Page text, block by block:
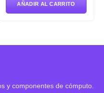
era:
es:
S/428.27.
AÑADIR AL CARRITO
y componentes de cómputo.